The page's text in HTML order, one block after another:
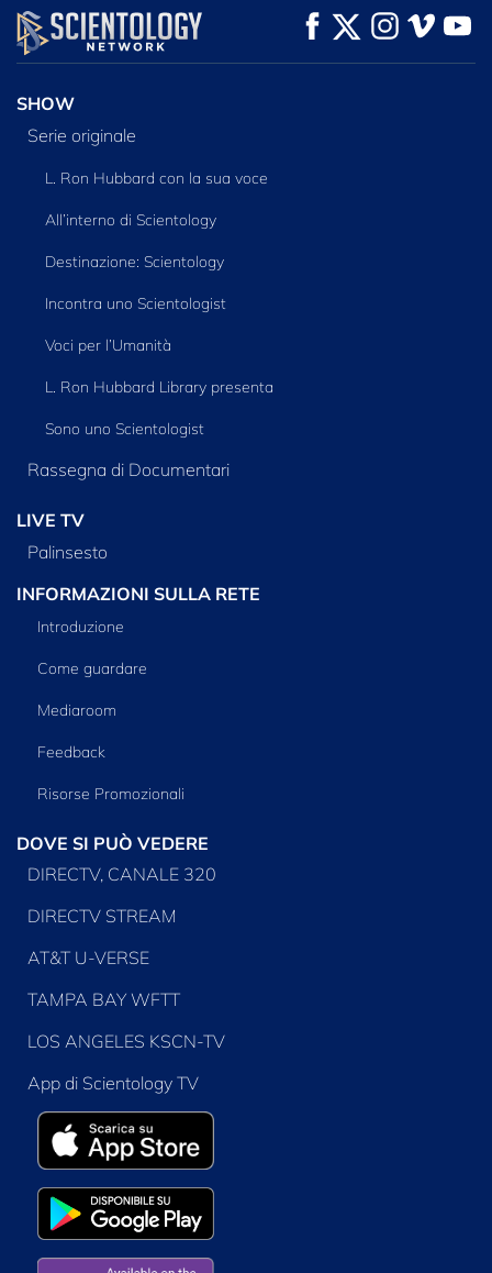
GUARDA
ESPLORA LE
SERIE
SHOW
Serie originale
L. Ron Hubbard con la sua voce
All’interno di Scientology
Destinazione: Scientology
Incontra uno Scientologist
Voci per l’Umanità
L. Ron Hubbard Library presenta
Sono uno Scientologist
Rassegna di Documentari
LIVE TV
Palinsesto
INFORMAZIONI SULLA RETE
Introduzione
Come guardare
Mediaroom
Feedback
Risorse Promozionali
DOVE SI PUÒ VEDERE
DIRECTV, CANALE 320
DIRECTV STREAM
AT&T U-VERSE
TAMPA BAY WFTT
LOS ANGELES KSCN-TV
App di Scientology TV